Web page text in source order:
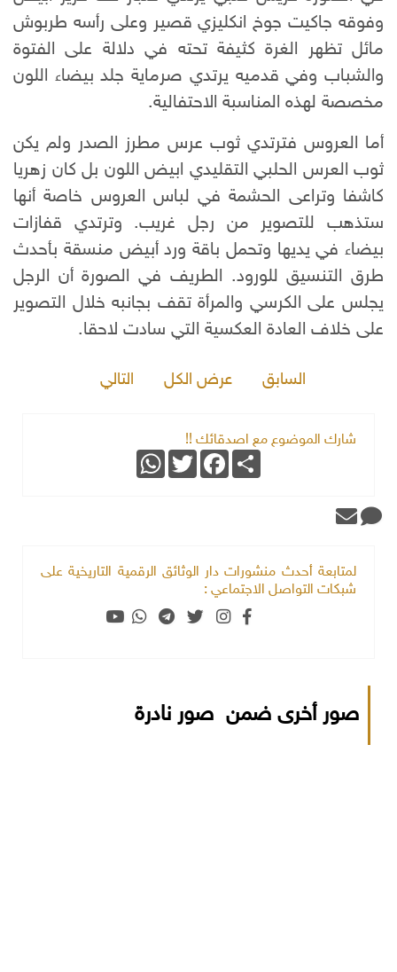
وفوقه جاكيت جوخ انكليزي قصير وعلى رأسه طربوش
مائل تظهر الغرة كثيفة تحته في دلالة على الفتوة
والشباب وفي قدميه يرتدي صرماية جلد بيضاء اللون
مخصصة لهذه المناسبة الاحتفالية.
أما العروس فترتدي ثوب عرس مطرز الصدر ولم يكن
ثوب العرس الحلبي التقليدي ابيض اللون بل كان زهريا
كاشفا وتراعى الحشمة في لباس العروس خاصة أنها
ستذهب للتصوير من رجل غريب. وترتدي قفازات
بيضاء في يديها وتحمل باقة ورد أبيض منسقة بأحدث
طرق التنسيق للورود. الطريف في الصورة أن الرجل
يجلس على الكرسي والمرأة تقف بجانبه خلال التصوير
على خلاف العادة العكسية التي سادت لاحقا.
السابق عرض الكل التالي
شارك الموضوع مع اصدقائك !!
Share
Facebook
Twitter
WhatsApp
لمتابعة أحدث منشورات دار الوثائق الرقمية التاريخية على
شبكات التواصل الاجتماعي :
صور أخرى ضمن صور نادرة